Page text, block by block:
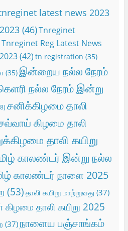
latest news 2023
(46)Tnreginet
Tnreginet Reg Latest News
(42) tn registration (35)
(35)இன்றைய நல்ல நேரம்
நல்ல நேரம் இன்று
சனிக்கிழமை தாலி
கிழமை தாலி
தாலி கயிறு
காலண்டர் இன்று நல்ல
காலண்டர் நாளை 2025
(53) தாலி கயிறு மாற்றுவது (37)
தாலி கயிறு 2025
(37)நாளைய பஞ்சாங்கம்